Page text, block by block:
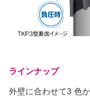
ラインナップ
外壁に合わせて3 色